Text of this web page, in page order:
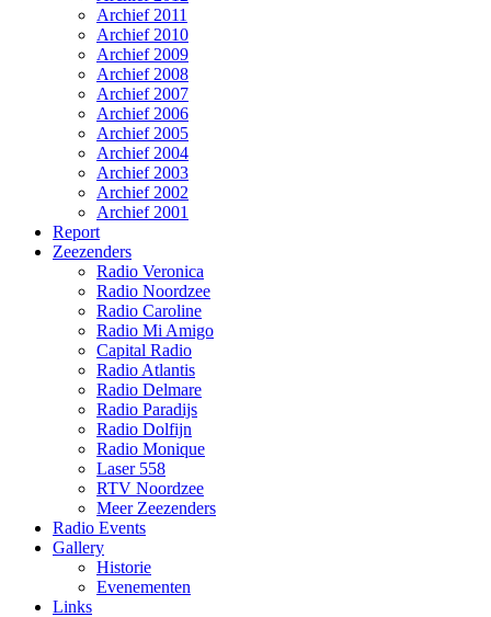
Archief 2011
Archief 2010
Archief 2009
Archief 2008
Archief 2007
Archief 2006
Archief 2005
Archief 2004
Archief 2003
Archief 2002
Archief 2001
Report
Zeezenders
Radio Veronica
Radio Noordzee
Radio Caroline
Radio Mi Amigo
Capital Radio
Radio Atlantis
Radio Delmare
Radio Paradijs
Radio Dolfijn
Radio Monique
Laser 558
RTV Noordzee
Meer Zeezenders
Radio Events
Gallery
Historie
Evenementen
Links